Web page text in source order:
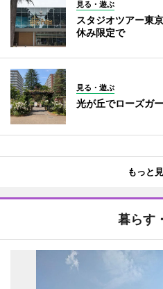
見る・遊ぶ
スタジオツアー東
休み限定で
見る・遊ぶ
光が丘でローズガ
もっと
暮らす